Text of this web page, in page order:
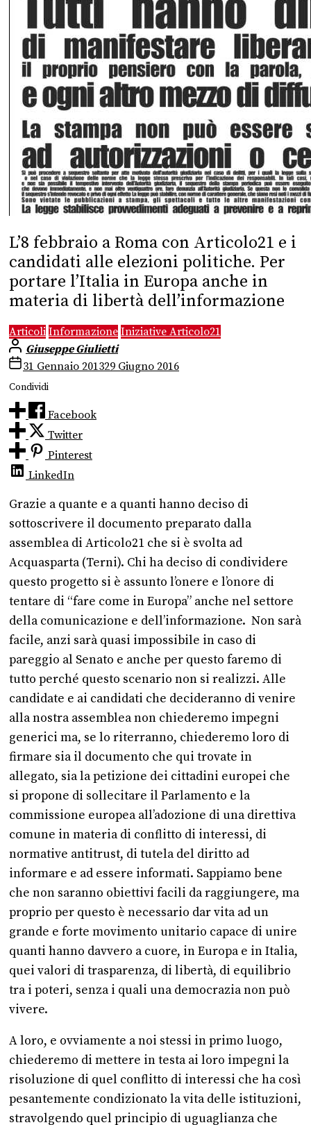
L’8 febbraio a Roma con Articolo21 e i
candidati alle elezioni politiche. Per
portare l’Italia in Europa anche in
materia di libertà dell’informazione
Articoli Informazione Iniziative Articolo21
Giuseppe Giulietti
31 Gennaio 201329 Giugno 2016
Condividi
Facebook
Twitter
Pinterest
LinkedIn
Grazie a quante e a quanti hanno deciso di
sottoscrivere il documento preparato dalla
assemblea di Articolo21 che si è svolta ad
Acquasparta (Terni). Chi ha deciso di condividere
questo progetto si è assunto l’onere e l’onore di
tentare di “fare come in Europa” anche nel settore
della comunicazione e dell’informazione. Non sarà
facile, anzi sarà quasi impossibile in caso di
pareggio al Senato e anche per questo faremo di
tutto perché questo scenario non si realizzi. Alle
candidate e ai candidati che decideranno di venire
alla nostra assemblea non chiederemo impegni
generici ma, se lo riterranno, chiederemo loro di
firmare sia il documento che qui trovate in
allegato, sia la petizione dei cittadini europei che
si propone di sollecitare il Parlamento e la
commissione europea all’adozione di una direttiva
comune in materia di conflitto di interessi, di
normative antitrust, di tutela del diritto ad
informare e ad essere informati. Sappiamo bene
che non saranno obiettivi facili da raggiungere, ma
proprio per questo è necessario dar vita ad un
grande e forte movimento unitario capace di unire
quanti hanno davvero a cuore, in Europa e in Italia,
quei valori di trasparenza, di libertà, di equilibrio
tra i poteri, senza i quali una democrazia non può
vivere.
A loro, e ovviamente a noi stessi in primo luogo,
chiederemo di mettere in testa ai loro impegni la
risoluzione di quel conflitto di interessi che ha così
pesantemente condizionato la vita delle istituzioni,
stravolgendo quel principio di uguaglianza che